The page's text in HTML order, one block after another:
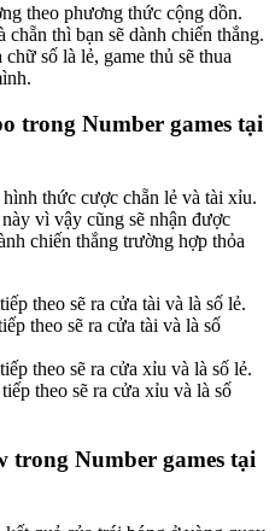
theo phương thức cộng dồn.
thì bạn sẽ dành chiến thắng.
số là lẻ, game thủ sẽ thua
trong Number games tại
thức cược chẵn lẻ và tài xỉu.
vì vậy cũng sẽ nhận được
chiến thắng trường hợp thỏa
theo sẽ ra cửa tài và là số lẻ.
theo sẽ ra cửa tài và là số
theo sẽ ra cửa xỉu và là số lẻ.
theo sẽ ra cửa xỉu và là số
Number games tại